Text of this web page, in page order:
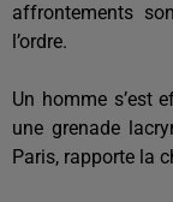
affrontements
l’ordre.
Un homme s’est
une grenade
Paris, rapporte la